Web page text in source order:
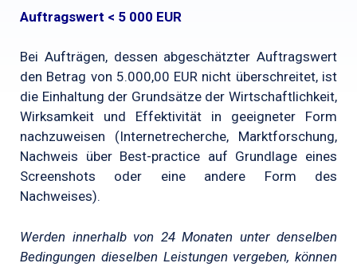
Auftragswert < 5 000 EUR
Bei Aufträgen, dessen abgeschätzter Auftragswert
den Betrag von 5.000,00 EUR nicht überschreitet, ist
die Einhaltung der Grundsätze der Wirtschaftlichkeit,
Wirksamkeit und Effektivität in geeigneter Form
nachzuweisen (Internetrecherche, Marktforschung,
Nachweis über Best-practice auf Grundlage eines
Screenshots oder eine andere Form des
Nachweises).
Werden innerhalb von 24 Monaten unter denselben
Bedingungen dieselben Leistungen vergeben, können